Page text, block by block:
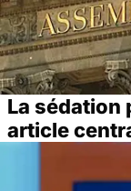
La sédation
article